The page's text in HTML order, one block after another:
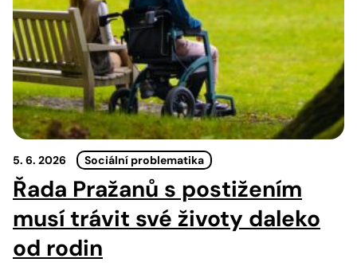
5. 6. 2026 Sociální problematika
Řada Pražanů s postižením
musí trávit své životy daleko
od rodin